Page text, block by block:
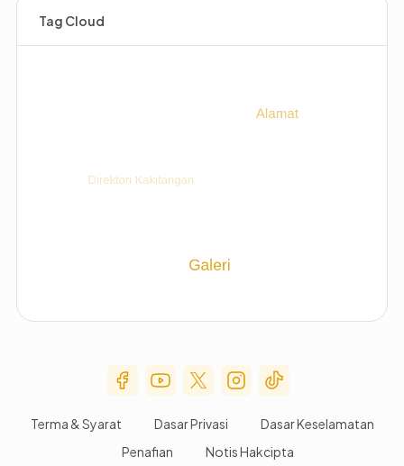
Tag Cloud
Social Media Menu
Terma & Syarat Dasar Privasi
Dasar Keselamatan
Penafian
Notis Hakcipta